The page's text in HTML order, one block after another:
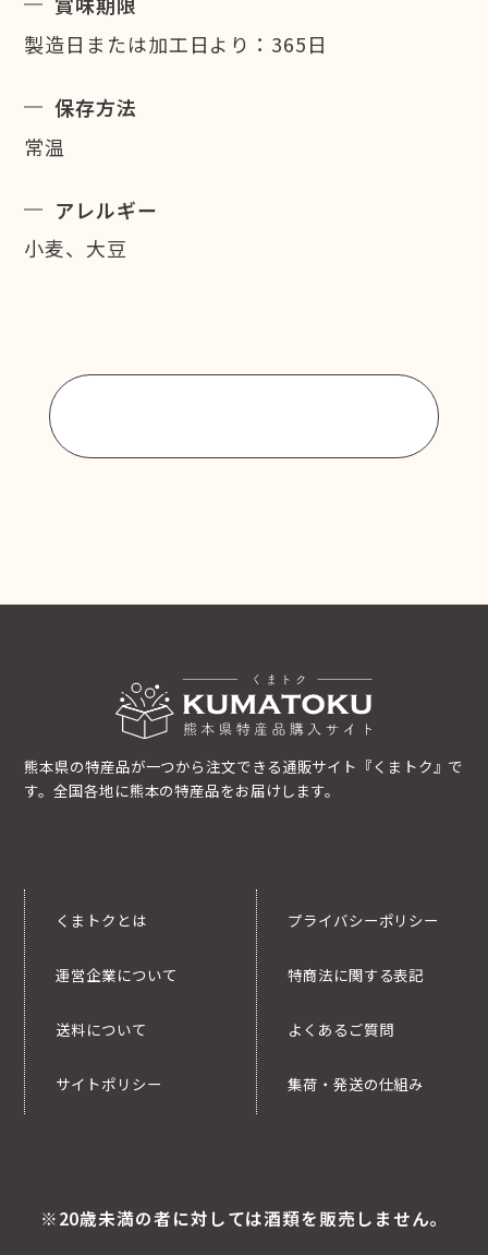
製造日または加工日より：365日
保存方法
常温
アレルギー
小麦、大豆
熊本県の特産品が一つから注文できる通販サイト『くまトク』で
す。全国各地に熊本の特産品をお届けします。
くまトクとは
運営企業について
送料について
サイトポリシー
プライバシーポリシー
特商法に関する表記
よくあるご質問
集荷・発送の仕組み
※20歳未満の者に対しては酒類を販売しません。